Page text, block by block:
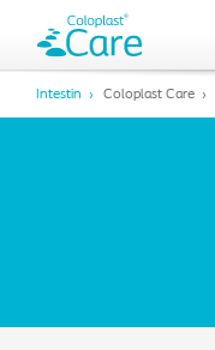
Intestin Coloplast Care